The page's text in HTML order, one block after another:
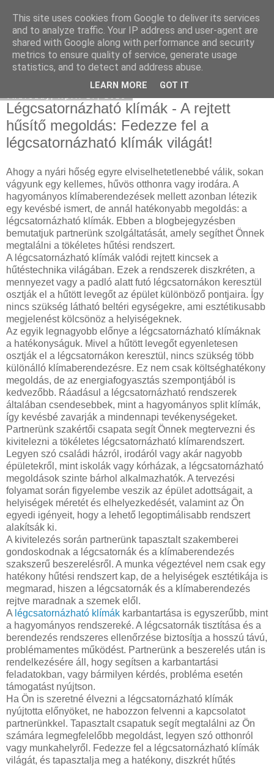
Facebook online marketing
Légcsatornázható klímák - A rejtett
hűsítő megoldás: Fedezze fel a
légcsatornázható klímák világát!
Ahogy a nyári hőség egyre elviselhetetlenebbé válik, sokan
vágyunk egy kellemes, hűvös otthonra vagy irodára. A
hagyományos klímaberendezések mellett azonban létezik
egy kevésbé ismert, de annál hatékonyabb megoldás: a
légcsatornázható klímák. Ebben a blogbejegyzésben
bemutatjuk partnerünk szolgáltatását, amely segíthet Önnek
megtalálni a tökéletes hűtési rendszert.
A légcsatornázható klímák valódi rejtett kincsek a
hűtéstechnika világában. Ezek a rendszerek diszkréten, a
mennyezet vagy a padló alatt futó légcsatornákon keresztül
osztják el a hűtött levegőt az épület különböző pontjaira. Így
nincs szükség látható beltéri egységekre, ami esztétikusabb
megjelenést kölcsönöz a helyiségeknek.
Az egyik legnagyobb előnye a légcsatornázható klímáknak
a hatékonyságuk. Mivel a hűtött levegőt egyenletesen
osztják el a légcsatornákon keresztül, nincs szükség több
különálló klímaberendezésre. Ez nem csak költséghatékony
megoldás, de az energiafogyasztás szempontjából is
kedvezőbb. Ráadásul a légcsatornázható rendszerek
általában csendesebbek, mint a hagyományos split klímák,
így kevésbé zavarják a mindennapi tevékenységeket.
Partnerünk szakértői csapata segít Önnek megtervezni és
kivitelezni a tökéletes légcsatornázható klímarendszert.
Legyen szó családi házról, irodáról vagy akár nagyobb
épületekről, mint iskolák vagy kórházak, a légcsatornázható
megoldások szinte bárhol alkalmazhatók. A tervezési
folyamat során figyelembe veszik az épület adottságait, a
helyiségek méretét és elhelyezkedését, valamint az Ön
egyedi igényeit, hogy a lehető legoptimálisabb rendszert
alakítsák ki.
A kivitelezés során partnerünk tapasztalt szakemberei
gondoskodnak a légcsatornák és a klímaberendezés
szakszerű beszerelésről. A munka végeztével nem csak egy
hatékony hűtési rendszert kap, de a helyiségek esztétikája is
megmarad, hiszen a légcsatornák és a klímaberendezés
rejtve maradnak a szemek elől.
A légcsatornázható klímák karbantartása is egyszerűbb, mint
a hagyományos rendszereké. A légcsatornák tisztítása és a
berendezés rendszeres ellenőrzése biztosítja a hosszú távú,
problémamentes működést. Partnerünk a beszerelés után is
rendelkezésére áll, hogy segítsen a karbantartási
feladatokban, vagy bármilyen kérdés, probléma esetén
támogatást nyújtson.
Ha Ön is szeretné élvezni a légcsatornázható klímák
nyújtotta előnyöket, ne habozzon felvenni a kapcsolatot
partnerünkkel. Tapasztalt csapatuk segít megtalálni az Ön
számára legmegfelelőbb megoldást, legyen szó otthonról
vagy munkahelyről. Fedezze fel a légcsatornázható klímák
világát, és tapasztalja meg a hatékony, diszkrét hűtés
This site uses cookies from Google to deliver its services
and to analyze traffic. Your IP address and user-agent are
shared with Google along with performance and security
metrics to ensure quality of service, generate usage
statistics, and to detect and address abuse.
LEARN MORE GOT IT